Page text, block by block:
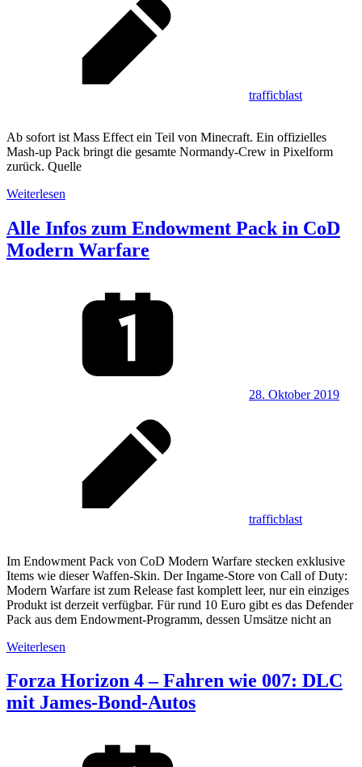
trafficblast
Ab sofort ist Mass Effect ein Teil von Minecraft. Ein offizielles
Mash-up Pack bringt die gesamte Normandy-Crew in Pixelform
zurück. Quelle
Weiterlesen
Alle Infos zum Endowment Pack in CoD
Modern Warfare
28. Oktober 2019
trafficblast
Im Endowment Pack von CoD Modern Warfare stecken exklusive
Items wie dieser Waffen-Skin. Der Ingame-Store von Call of Duty:
Modern Warfare ist zum Release fast komplett leer, nur ein einziges
Produkt ist derzeit verfügbar. Für rund 10 Euro gibt es das Defender
Pack aus dem Endowment-Programm, dessen Umsätze nicht an
Weiterlesen
Forza Horizon 4 – Fahren wie 007: DLC
mit James-Bond-Autos